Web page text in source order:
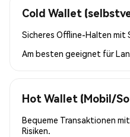
Cold Wallet
Sicheres Offline-Halten mit
Am besten geeignet für
Hot Wallet (Mobil/
Bequeme Transaktionen
Risiken.